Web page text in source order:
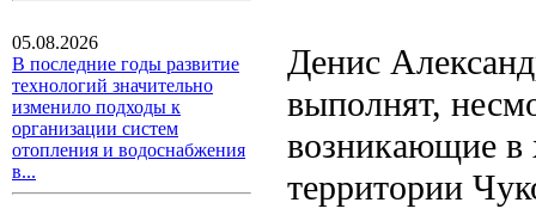
05.08.2026
В последние годы развитие
технологий значительно
изменило подходы к
организации систем
отопления и водоснабжения
в...
Денис
выполнят,
возникающие в
территории